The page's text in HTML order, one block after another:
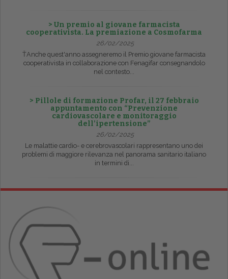
> Un premio al giovane farmacista
cooperativista. La premiazione a Cosmofarma
26/02/2025
ŤAnche quest'anno assegneremo il Premio giovane farmacista
cooperativista in collaborazione con Fenagifar consegnandolo
nel contesto...
> Pillole di formazione Profar, il 27 febbraio
appuntamento con “Prevenzione
cardiovascolare e monitoraggio
dell’ipertensione”
26/02/2025
Le malattie cardio- e cerebrovascolari rappresentano uno dei
problemi di maggiore rilevanza nel panorama sanitario italiano
in termini di...